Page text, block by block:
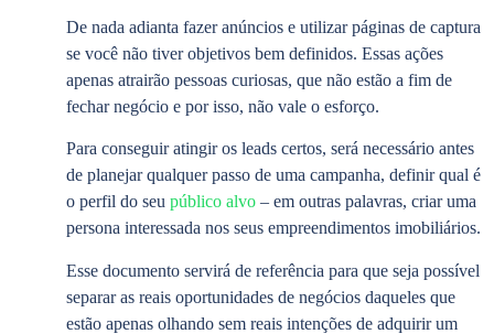
De nada adianta fazer anúncios e utilizar páginas de captura
se você não tiver objetivos bem definidos. Essas ações
apenas atrairão pessoas curiosas, que não estão a fim de
fechar negócio e por isso, não vale o esforço.
Para conseguir atingir os leads certos, será necessário antes
de planejar qualquer passo de uma campanha, definir qual é
o perfil do seu público alvo – em outras palavras, criar uma
persona interessada nos seus empreendimentos imobiliários.
Esse documento servirá de referência para que seja possível
separar as reais oportunidades de negócios daqueles que
estão apenas olhando sem reais intenções de adquirir um